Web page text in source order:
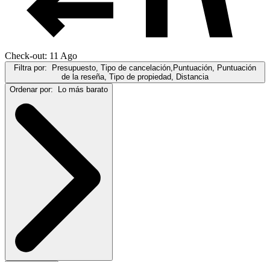
Check-out: 11 Ago
Filtra por: Presupuesto, Tipo de cancelación,Puntuación, Puntuación
de la reseña, Tipo de propiedad, Distancia
Ordenar por: Lo más barato